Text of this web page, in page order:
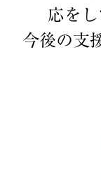
応を
今後の支